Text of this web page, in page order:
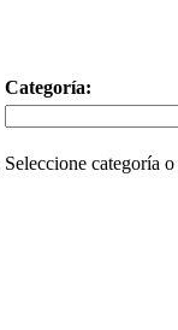
Categoría:
Seleccione categoría